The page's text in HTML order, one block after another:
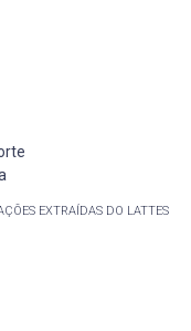
EXTRAÍDAS DO LATTES